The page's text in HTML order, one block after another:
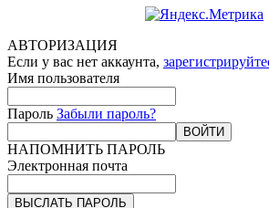
АВТОРИЗАЦИЯ
Если у вас нет аккаунта,
Имя пользователя
Пароль Забыли пароль?
ВОЙТИ
НАПОМНИТЬ ПАРОЛЬ
Электронная почта
ВЫСЛАТЬ ПАРОЛЬ